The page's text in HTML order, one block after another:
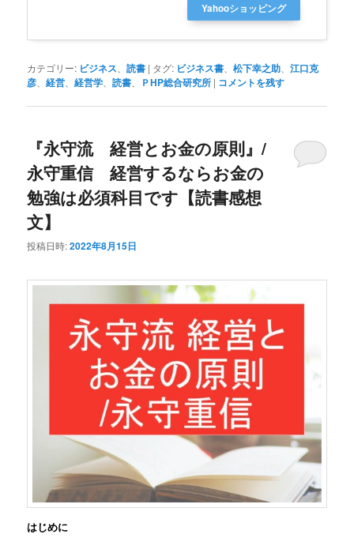
Yahooショッピング
カテゴリー: ビジネス 、読書 | タグ: ビジネス書 、松下幸之助 、江口克
彦 、経営 、経営学 、読書 ＰHP総合研究所 | コメントを残す
『永守流 経営とお金の原則』/
永守重信 経営するならお金の
勉強は必須科目です【読書感想
文】
投稿日時:2022年8月15日
はじめに